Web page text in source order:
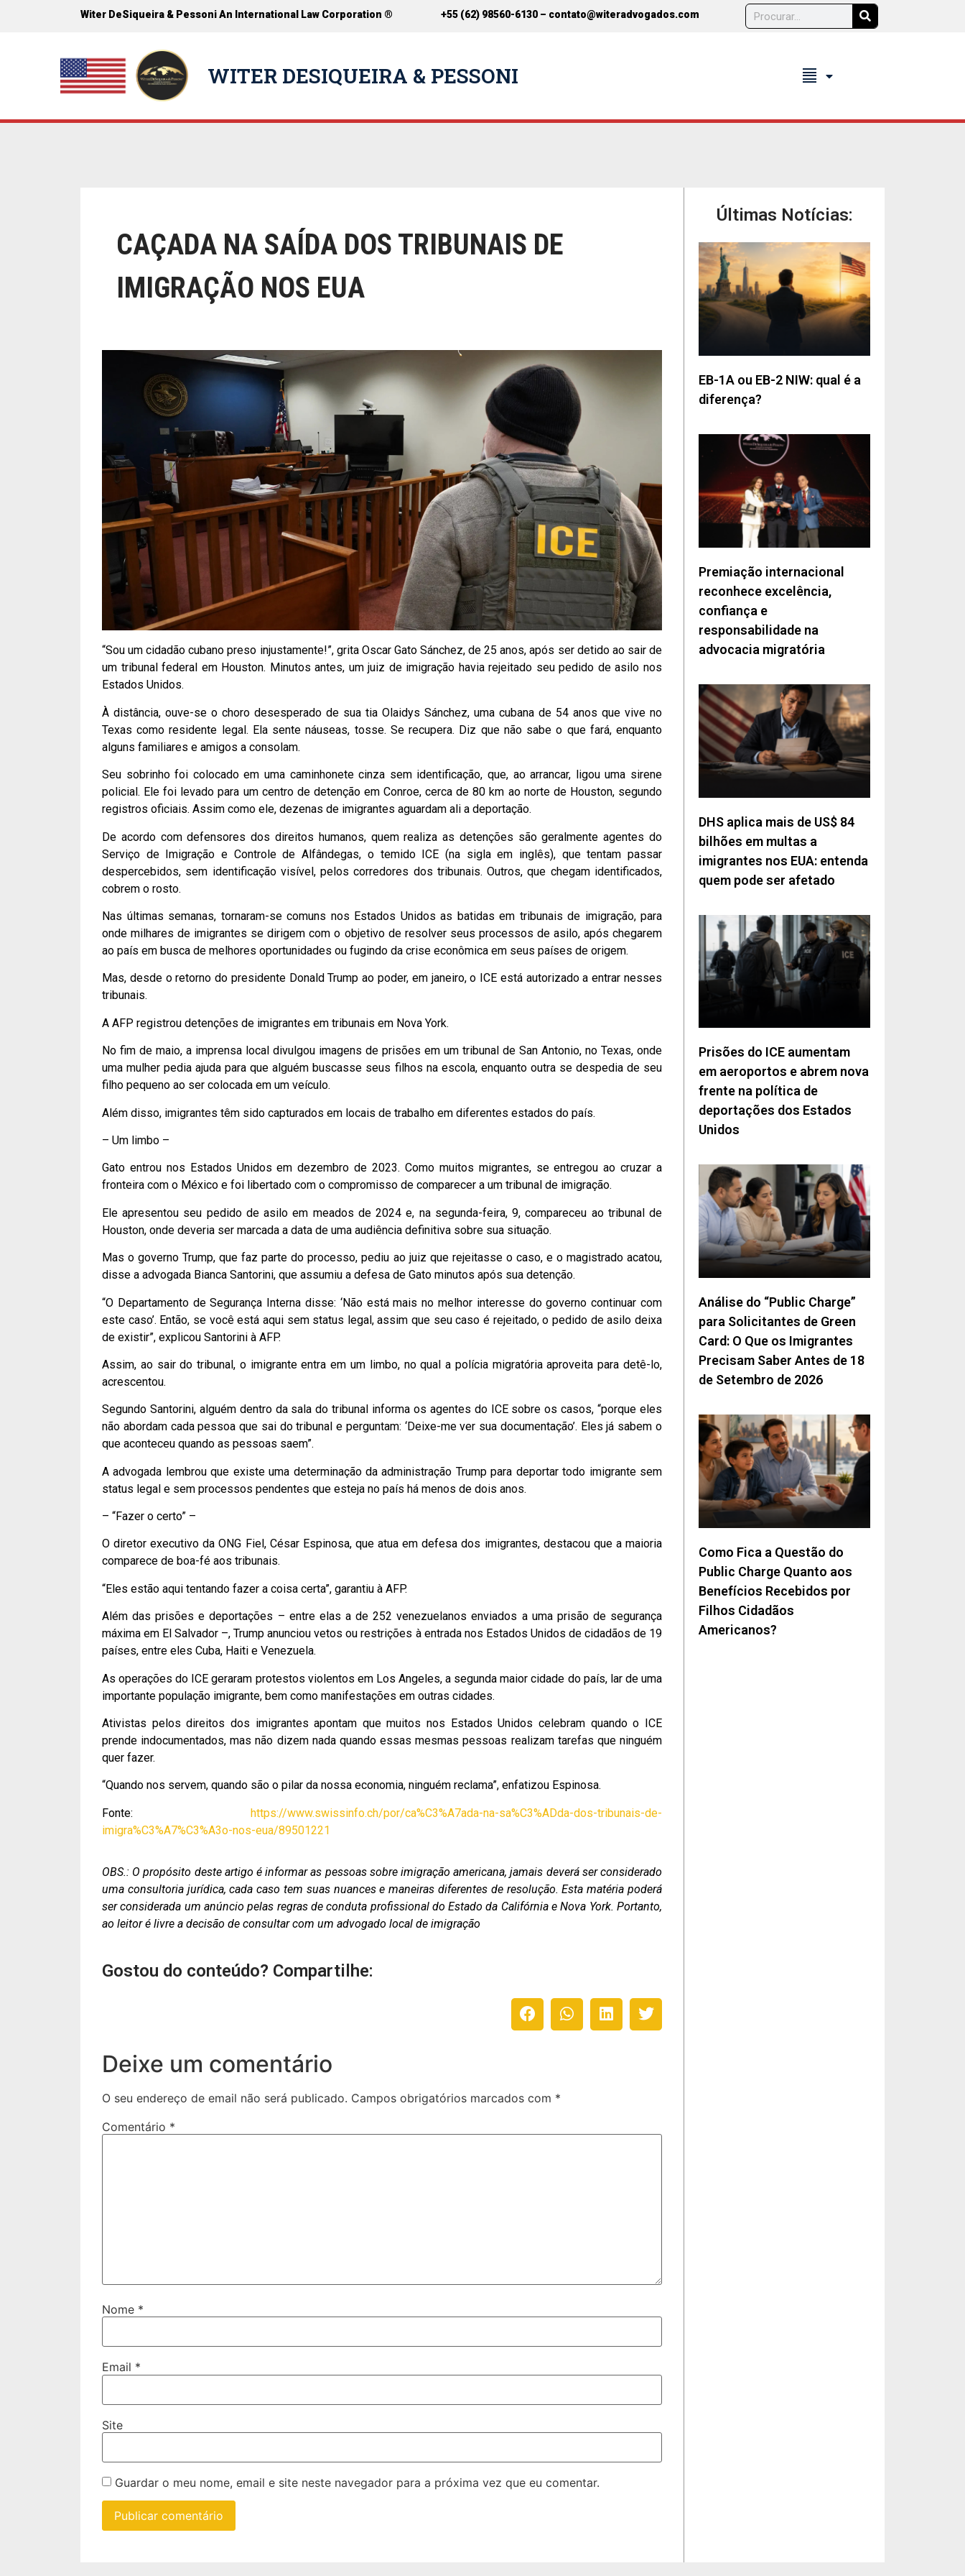
Witer DeSiqueira & Pessoni An International Law Corporation ® +55 (62) 98560-6130 – contato@witeradvogados.com
WITER DESIQUEIRA & PESSONI format_align_justify
CAÇADA NA SAÍDA DOS TRIBUNAIS DE
IMIGRAÇÃO NOS EUA
“Sou um cidadão cubano preso injustamente!”, grita Oscar Gato Sánchez, de 25 anos, após ser detido ao sair de
um tribunal federal em Houston. Minutos antes, um juiz de imigração havia rejeitado seu pedido de asilo nos
Estados Unidos.
À distância, ouve-se o choro desesperado de sua tia Olaidys Sánchez, uma cubana de 54 anos que vive no
Texas como residente legal. Ela sente náuseas, tosse. Se recupera. Diz que não sabe o que fará, enquanto
alguns familiares e amigos a consolam.
Seu sobrinho foi colocado em uma caminhonete cinza sem identificação, que, ao arrancar, ligou uma sirene
policial. Ele foi levado para um centro de detenção em Conroe, cerca de 80 km ao norte de Houston, segundo
registros oficiais. Assim como ele, dezenas de imigrantes aguardam ali a deportação.
De acordo com defensores dos direitos humanos, quem realiza as detenções são geralmente agentes do
Serviço de Imigração e Controle de Alfândegas, o temido ICE (na sigla em inglês), que tentam passar
despercebidos, sem identificação visível, pelos corredores dos tribunais. Outros, que chegam identificados,
cobrem o rosto.
Nas últimas semanas, tornaram-se comuns nos Estados Unidos as batidas em tribunais de imigração, para
onde milhares de imigrantes se dirigem com o objetivo de resolver seus processos de asilo, após chegarem
ao país em busca de melhores oportunidades ou fugindo da crise econômica em seus países de origem.
Mas, desde o retorno do presidente Donald Trump ao poder, em janeiro, o ICE está autorizado a entrar nesses
tribunais.
A AFP registrou detenções de imigrantes em tribunais em Nova York.
No fim de maio, a imprensa local divulgou imagens de prisões em um tribunal de San Antonio, no Texas, onde
uma mulher pedia ajuda para que alguém buscasse seus filhos na escola, enquanto outra se despedia de seu
filho pequeno ao ser colocada em um veículo.
Além disso, imigrantes têm sido capturados em locais de trabalho em diferentes estados do país.
– Um limbo –
Gato entrou nos Estados Unidos em dezembro de 2023. Como muitos migrantes, se entregou ao cruzar a
fronteira com o México e foi libertado com o compromisso de comparecer a um tribunal de imigração.
Ele apresentou seu pedido de asilo em meados de 2024 e, na segunda-feira, 9, compareceu ao tribunal de
Houston, onde deveria ser marcada a data de uma audiência definitiva sobre sua situação.
Mas o governo Trump, que faz parte do processo, pediu ao juiz que rejeitasse o caso, e o magistrado acatou,
disse a advogada Bianca Santorini, que assumiu a defesa de Gato minutos após sua detenção.
“O Departamento de Segurança Interna disse: ‘Não está mais no melhor interesse do governo continuar com
este caso’. Então, se você está aqui sem status legal, assim que seu caso é rejeitado, o pedido de asilo deixa
de existir”, explicou Santorini à AFP.
Assim, ao sair do tribunal, o imigrante entra em um limbo, no qual a polícia migratória aproveita para detê-lo,
acrescentou.
Segundo Santorini, alguém dentro da sala do tribunal informa os agentes do ICE sobre os casos, “porque eles
não abordam cada pessoa que sai do tribunal e perguntam: ‘Deixe-me ver sua documentação’. Eles já sabem o
que aconteceu quando as pessoas saem”.
A advogada lembrou que existe uma determinação da administração Trump para deportar todo imigrante sem
status legal e sem processos pendentes que esteja no país há menos de dois anos.
– “Fazer o certo” –
O diretor executivo da ONG Fiel, César Espinosa, que atua em defesa dos imigrantes, destacou que a maioria
comparece de boa-fé aos tribunais.
“Eles estão aqui tentando fazer a coisa certa”, garantiu à AFP.
Além das prisões e deportações – entre elas a de 252 venezuelanos enviados a uma prisão de segurança
máxima em El Salvador –, Trump anunciou vetos ou restrições à entrada nos Estados Unidos de cidadãos de 19
países, entre eles Cuba, Haiti e Venezuela.
As operações do ICE geraram protestos violentos em Los Angeles, a segunda maior cidade do país, lar de uma
importante população imigrante, bem como manifestações em outras cidades.
Ativistas pelos direitos dos imigrantes apontam que muitos nos Estados Unidos celebram quando o ICE
prende indocumentados, mas não dizem nada quando essas mesmas pessoas realizam tarefas que ninguém
quer fazer.
“Quando nos servem, quando são o pilar da nossa economia, ninguém reclama”, enfatizou Espinosa.
Fonte: https://www.swissinfo.ch/por/ca%C3%A7ada-na-sa%C3%ADda-dos-tribunais-de-
imigra%C3%A7%C3%A3o-nos-eua/89501221
OBS.: O propósito deste artigo é informar as pessoas sobre imigração americana, jamais deverá ser considerado
uma consultoria jurídica, cada caso tem suas nuances e maneiras diferentes de resolução. Esta matéria poderá
ser considerada um anúncio pelas regras de conduta profissional do Estado da Califórnia e Nova York. Portanto,
ao leitor é livre a decisão de consultar com um advogado local de imigração
Gostou do conteúdo? Compartilhe:
Deixe um comentário
O seu endereço de email não será publicado. Campos obrigatórios marcados com *
Comentário *
Nome *
Email *
Site
Guardar o meu nome, email e site neste navegador para a próxima vez que eu comentar.
Últimas Notícias:
EB-1A ou EB-2 NIW: qual é a
diferença?
Premiação internacional
reconhece excelência,
confiança e
responsabilidade na
advocacia migratória
DHS aplica mais de US$ 84
bilhões em multas a
imigrantes nos EUA: entenda
quem pode ser afetado
Prisões do ICE aumentam
em aeroportos e abrem nova
frente na política de
deportações dos Estados
Unidos
Análise do “Public Charge”
para Solicitantes de Green
Card: O Que os Imigrantes
Precisam Saber Antes de 18
de Setembro de 2026
Como Fica a Questão do
Public Charge Quanto aos
Benefícios Recebidos por
Filhos Cidadãos
Americanos?